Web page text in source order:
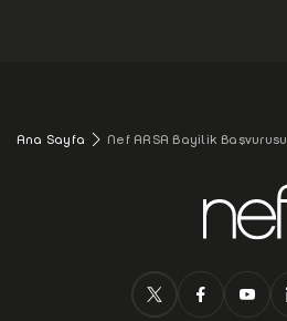
Ana Sayfa Nef ARSA Bayilik Başvurusu